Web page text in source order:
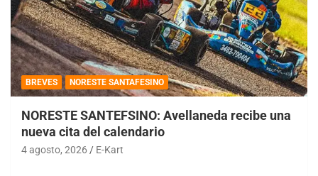
BREVES NORESTE SANTAFESINO
NORESTE SANTEFSINO: Avellaneda recibe una
nueva cita del calendario
4 agosto, 2026 E-Kart